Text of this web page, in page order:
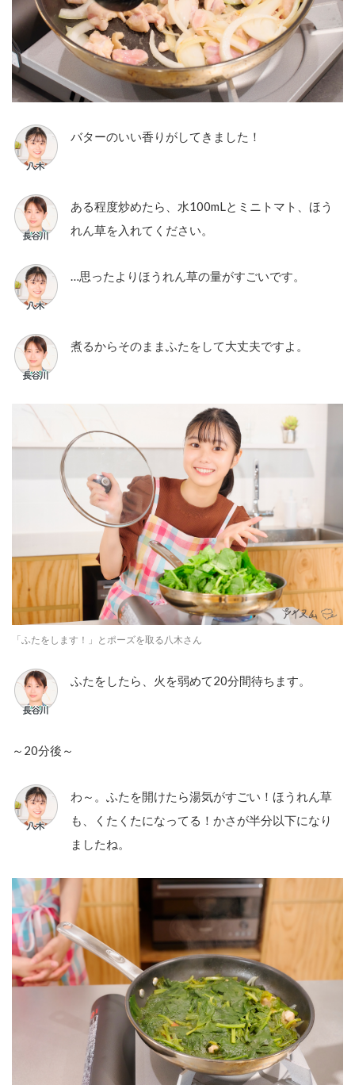
バターのいい香りがしてきました！
ある程度炒めたら、水100mLとミニトマト、ほう
れん草を入れてください。
…思ったよりほうれん草の量がすごいです。
煮るからそのままふたをして大丈夫ですよ。
「ふたをします！」とポーズを取る八木さん
ふたをしたら、火を弱めて20分間待ちます。
～20分後～
わ～。ふたを開けたら湯気がすごい！ほうれん草
も、くたくたになってる！かさが半分以下になり
ましたね。